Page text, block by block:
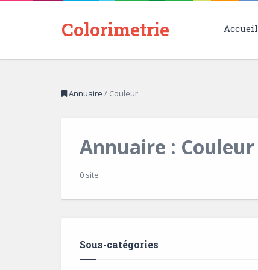
Colorimetrie Accueil
Annuaire / Couleur
Annuaire : Couleur
0 site
Sous-catégories